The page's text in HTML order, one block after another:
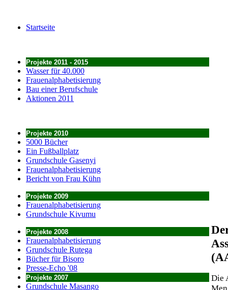
Startseite
Projekte 2011 - 2015
Wasser für 40.000
Frauenalphabetisierung
Bau einer Berufschule
Aktionen 2011
Projekte 2010
5000 Bücher
Ein Fußballplatz
Grundschule Gasenyi
Frauenalphabetisierung
Bericht von Frau Kühn
Projekte 2009
Frauenalphabetisierung
Grundschule Kivumu
Projekte 2008
Frauenalphabetisierung
Grundschule Rutega
Bücher für Bisoro
Presse-Echo '08
Projekte 2007
Grundschule Masango
Die